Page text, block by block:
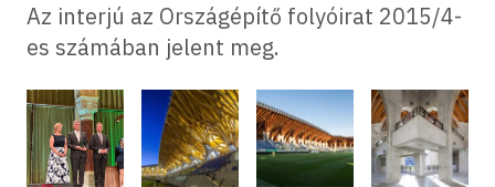
Az interjú az Országépítő folyóirat 2015/4-
es számában jelent meg.